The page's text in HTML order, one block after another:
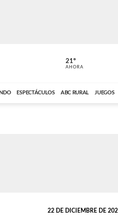
ABC CARDINAL
21º
AHORA
ESPECTÁCULOS ABC RURAL JUEGOS
22 DE DICIEMBRE DE